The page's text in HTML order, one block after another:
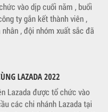
vào dịp cuối năm , buổi
ty gắn kết thành viên ,
, đội nhóm xuất sắc đã
LAZADA 2022
Lazada được tổ chức vào
các chi nhánh Lazada tại